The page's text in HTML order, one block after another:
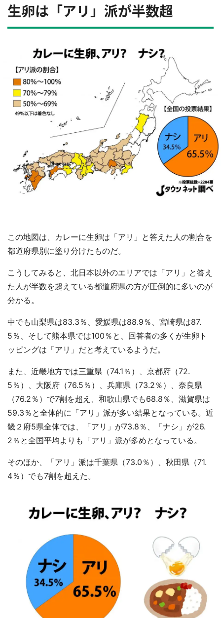
生卵は「アリ」派が半数超
この地図は、カレーに生卵は「アリ」と答えた人の割合を
都道府県別に塗り分けたものだ。
こうしてみると、北日本以外のエリアでは「アリ」と答え
た人が半数を超えている都道府県の方が圧倒的に多いのが
分かる。
中でも山梨県は83.3％、愛媛県は88.9％、宮崎県は87.
5％、そして熊本県では100％と、回答者の多くが生卵ト
ッピングは「アリ」だと考えているようだ。
また、近畿地方では三重県（74.1％）、京都府（72.
5％）、大阪府（76.5％）、兵庫県（73.2％）、奈良県
（76.2％）で7割を超え、和歌山県でも68.8％、滋賀県は
59.3％と全体的に「アリ」派が多い結果となっている。近
畿２府5県全体では、「アリ」が73.8％、「ナシ」が26.
2％と全国平均よりも「アリ」派が多めとなっている。
そのほか、「アリ」派は千葉県（73.0％）、秋田県（71.
4％）でも7割を超えた。